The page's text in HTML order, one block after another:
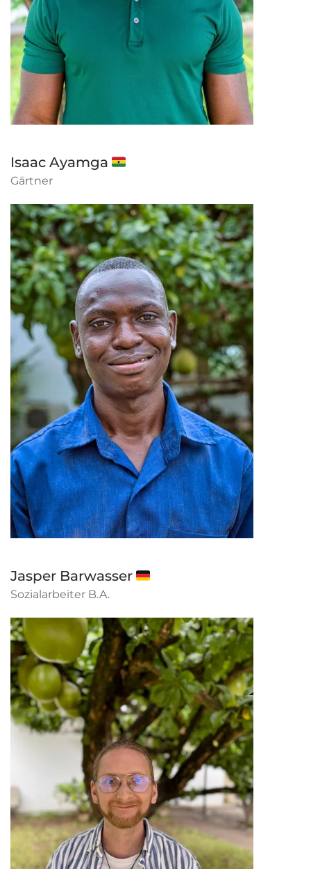
Isaac Ayamga 🇬🇭
Gärtner
Jasper Barwasser 🇩🇪
Sozialarbeiter B.A.